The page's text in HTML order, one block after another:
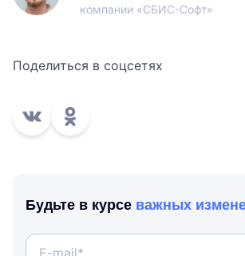
компании «СБИС-Софт»
Поделиться в соцсетях
Будьте в курсе важных